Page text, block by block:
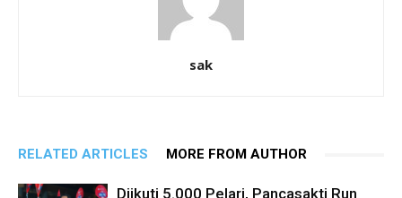
sak
RELATED ARTICLES MORE FROM AUTHOR
Diikuti 5.000 Pelari, Pancasakti Run